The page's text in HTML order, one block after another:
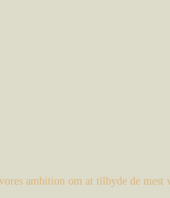
ambition om at tilbyde de mest